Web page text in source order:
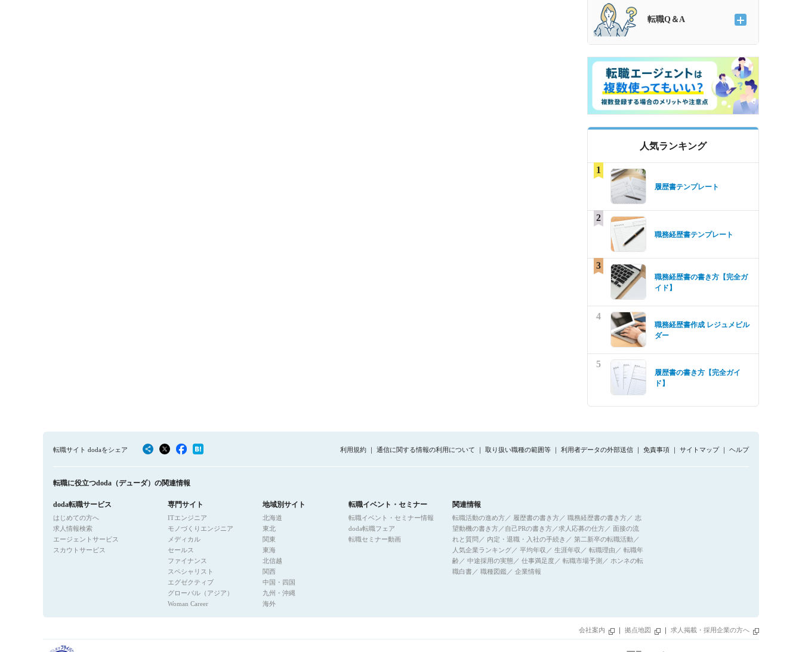
転職Q＆A
人気ランキング
1
履歴書テンプレート
2
職務経歴書テンプレート
3
職務経歴書の書き方【完全ガ
イド】
4
職務経歴書作成 レジュメビル
ダー
5
履歴書の書き方【完全ガイ
ド】
転職サイト dodaをシェア 利用規約 通信に関する情報の利用について 取り扱い職種の範囲等 利用者データの外部送信 免責事項 サイトマップ ヘルプ
転職に役立つdoda（デューダ）の関連情報
doda転職サービス
はじめての方へ
求人情報検索
エージェントサービス
スカウトサービス
専門サイト
ITエンジニア
モノづくりエンジニア
メディカル
セールス
ファイナンス
スペシャリスト
エグゼクティブ
グローバル（アジア）
Woman Career
地域別サイト
北海道
東北
関東
東海
北信越
関西
中国・四国
九州・沖縄
海外
転職イベント・セミナー
転職イベント・セミナー情報
doda転職フェア
転職セミナー動画
関連情報
転職活動の進め方／ 履歴書の書き方／ 職務経歴書の書き方／ 志
望動機の書き方／ 自己PRの書き方／求人応募の仕方／ 面接の流
れと質問 ／ 内定・退職・入社の手続き ／ 第二新卒の転職活動／
人気企業ランキング／ 平均年収 ／ 生涯年収 ／ 転職理由 ／ 転職年
齢 ／ 中途採用の実態／ 仕事満足度 ／ 転職市場予測 ／ ホンネの転
職白書／ 職種図鑑／ 企業情報
会社案内 拠点地図 求人掲載・採用企業の方へ